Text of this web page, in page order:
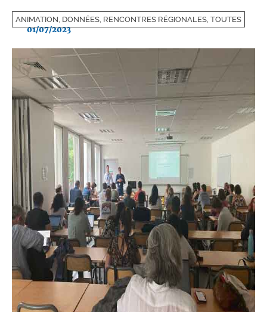
ANIMATION, DONNÉES, RENCONTRES RÉGIONALES, TOUTES
01/07/2023